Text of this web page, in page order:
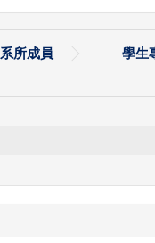
系所成員 學生